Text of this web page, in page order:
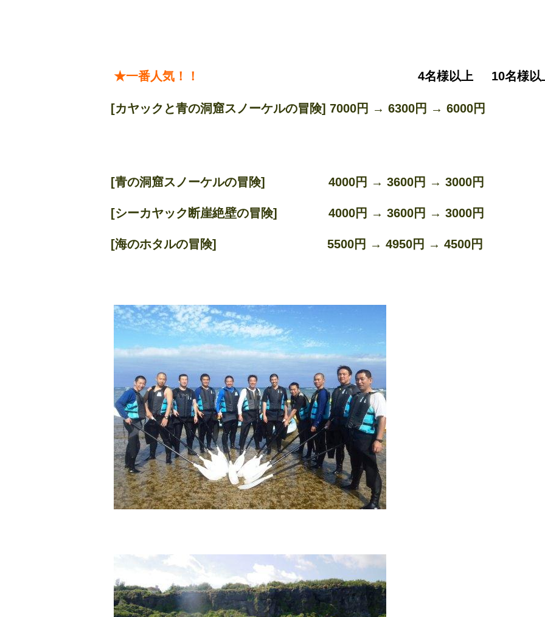
★一番人気！！ 4名様以上 10名様以
[カヤックと青の洞窟スノーケルの冒険] 7000円 → 6300円 → 6000円
[青の洞窟スノーケルの冒険] 4000円 → 3600円 → 3000円
[シーカヤック断崖絶壁の冒険] 4000円 → 3600円 → 3000円
[海のホタルの冒険] 5500円 → 4950円 → 4500円